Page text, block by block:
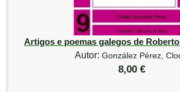
Artigos e poemas galegos de
Autor: González Pérez,
8,00 €